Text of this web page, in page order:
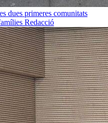
dues primeres comunitats
Redacció